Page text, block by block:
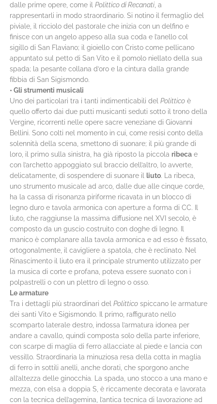
dalle prime opere, come il Polittico di Recanati , a
rappresentarli in modo straordinario. Si notino il fermaglio del
piviale, il ricciolo del pastorale che inizia con un delfino e
finisce con un angelo appeso alla sua coda e l’anello col
sigillo di San Flaviano; il gioiello con Cristo come pellicano
appuntato sul petto di San Vito e il pomolo niellato della sua
spada; la pesante collana d’oro e la cintura dalla grande
fibbia di San Sigismondo.
• Gli strumenti musicali
Uno dei particolari tra i tanti indimenticabili del Polittico è
quello offerto dai due putti musicanti seduti sotto il trono della
Vergine, ricorrenti nelle opere sacre veneziane di Giovanni
Bellini. Sono colti nel momento in cui, come resisi conto della
solennità della scena, smettono di suonare; il più grande di
loro, il primo sulla sinistra, ha già riposto la piccola ribeca e
con l’archetto appoggiato sul braccio dell’altro, lo avverte,
delicatamente, di sospendere di suonare il liuto. La ribeca,
uno strumento musicale ad arco, dalle due alle cinque corde,
ha la cassa di risonanza piriforme ricavata in un blocco di
legno duro e tavola armonica con aperture a forma di CC. Il
liuto, che raggiunse la massima diffusione nel XVI secolo, è
composto da un guscio costruito con doghe di legno. Il
manico è complanare alla tavola armonica e ad esso è fissato,
ortogonalmente, il cavigliere a spatola, che è reclinato. Nel
Rinascimento il liuto era il principale strumento utilizzato per
la musica di corte e profana, poteva essere suonato con i
polpastrelli o con un plettro di legno o osso.
Le armature
Tra i dettagli più straordinari del Polittico spiccano le armature
dei santi Vito e Sigismondo. Il primo, raffigurato nello
scomparto laterale destro, indossa l’armatura idonea per
andare a cavallo, quindi composta solo della parte inferiore,
con scarpe di maglia di ferro allacciate al piede e lancia con
vessillo. Straordinaria la minuziosa resa della cotta in maglia
di ferro in sottili anelli, anche dorati, che sporgono anche
all’altezza delle ginocchia. La spada, uno stocco a una mano e
mezza, con elsa a doppia S, è riccamente decorata e lavorata
con la tecnica dell’agemina, l’antica tecnica di lavorazione ad